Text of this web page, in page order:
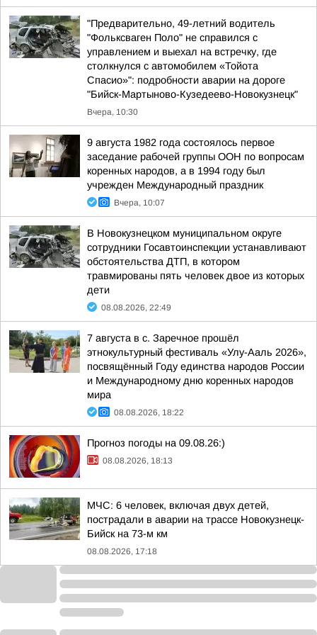
"Предварительно, 49-летний водитель
"Фольксваген Поло" не справился с
управлением и выехал на встречку, где
столкнулся с автомобилем «Тойота
Спасио»": подробности аварии на дороге
"Бийск-Мартыново-Кузедеево-Новокузнецк"
Вчера, 10:30
9 августа 1982 года состоялось первое
заседание рабочей группы ООН по вопросам
коренных народов, а в 1994 году был
учрежден Международный праздник
Вчера, 10:07
В Новокузнецком муниципальном округе
сотрудники Госавтоинспекции устанавливают
обстоятельства ДТП, в котором
травмированы пять человек двое из которых
дети
08.08.2026, 22:49
7 августа в с. Заречное прошёл
этнокультурный фестиваль «Улу-Ааль 2026»,
посвящённый Году единства народов России
и Международному дню коренных народов
мира
08.08.2026, 18:22
Прогноз погоды на 09.08.26:)
08.08.2026, 18:13
МЧС: 6 человек, включая двух детей,
пострадали в аварии на трассе Новокузнецк-
Бийск на 73-м км
08.08.2026, 17:18